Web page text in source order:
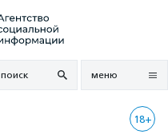
поиск меню
18+